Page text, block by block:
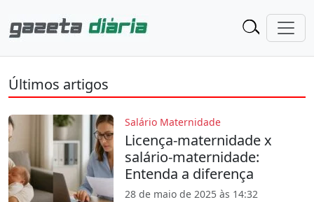
Últimos artigos
Salário Maternidade
Licença-maternidade x
salário-maternidade:
Entenda a diferença
28 de maio de 2025 às 14:32